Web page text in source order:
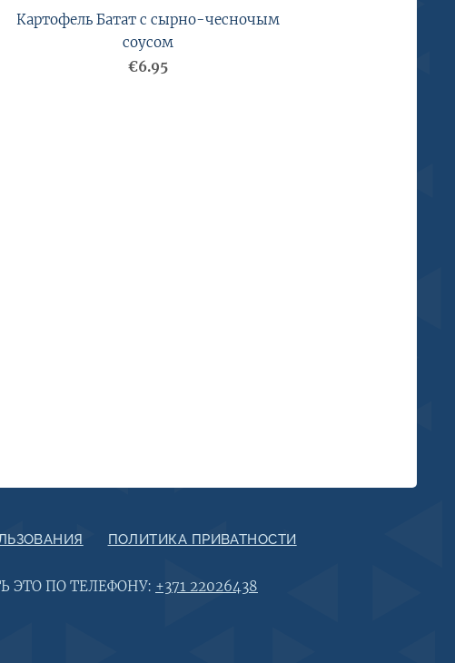
Картофель Батат с сырно-чесночым
соусом
€6.95
ПОЛИТИКА ПРИВАТНОСТИ
ЭТО ПО ТЕЛЕФОНУ: +371 22026438